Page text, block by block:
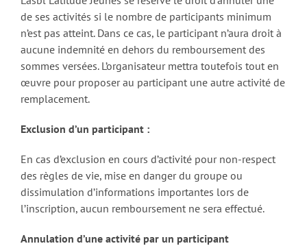
de ses activités si le nombre de participants minimum
n’est pas atteint. Dans ce cas, le participant n’aura droit à
aucune indemnité en dehors du remboursement des
sommes versées. L’organisateur mettra toutefois tout en
œuvre pour proposer au participant une autre activité de
remplacement.
Exclusion d’un participant :
En cas d’exclusion en cours d’activité pour non-respect
des règles de vie, mise en danger du groupe ou
dissimulation d’informations importantes lors de
l’inscription, aucun remboursement ne sera effectué.
Annulation d’une activité par un participant